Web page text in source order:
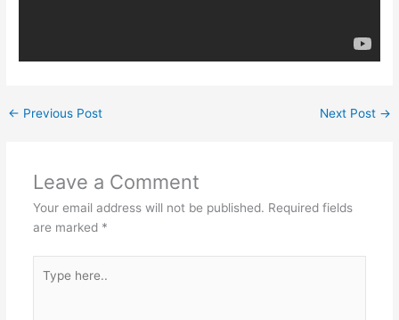
← Previous Post Next Post →
Leave a Comment
Your email address will not be published. Required fields
are marked *
here..